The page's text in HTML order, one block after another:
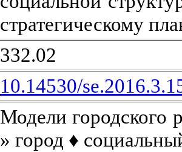
стратегическому
332.02
10.14530/
Модели городского
» город ♦